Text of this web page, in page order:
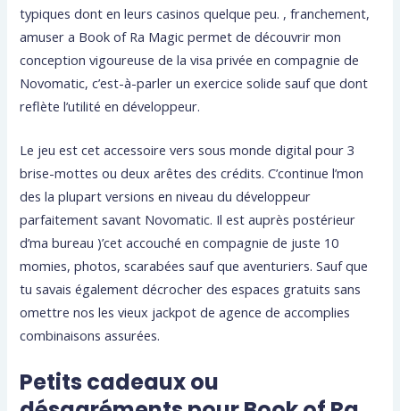
typiques dont en leurs casinos quelque peu. , franchement,
amuser a Book of Ra Magic permet de découvrir mon
conception vigoureuse de la visa privée en compagnie de
Novomatic, c’est-à-parler un exercice solide sauf que dont
reflète l’utilité en développeur.
Le jeu est cet accessoire vers sous monde digital pour 3
brise-mottes ou deux arêtes des crédits. C’continue l’mon
des la plupart versions en niveau du développeur
parfaitement savant Novomatic. Il est auprès postérieur
d’ma bureau )’cet accouché en compagnie de juste 10
momies, photos, scarabées sauf que aventuriers. Sauf que
tu savais également décrocher des espaces gratuits sans
omettre nos les vieux jackpot de agence de accomplies
combinaisons assurées.
Petits cadeaux ou